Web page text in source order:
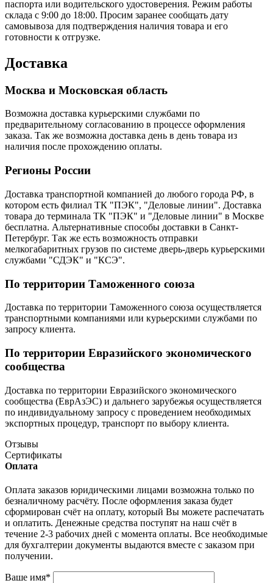
паспорта или водительского удостоверения. Режим работы
склада с 9:00 до 18:00. Просим заранее сообщать дату
самовывоза для подтверждения наличия товара и его
готовности к отгрузке.
Доставка
Москва и Московская область
Возможна доставка курьерскими службами по
предварительному согласованию в процессе оформления
заказа. Так же возможна доставка день в день товара из
наличия после прохождению оплаты.
Регионы России
Доставка транспортной компанией до любого города РФ, в
котором есть филиал ТК "ПЭК", "Деловые линии". Доставка
товара до терминала ТК "ПЭК" и "Деловые линии" в Москве
бесплатна. Альтернативные способы доставки в Санкт-
Петербург. Так же есть возможность отправки
мелкогабаритных грузов по системе дверь-дверь курьерскими
службами "СДЭК" и "КСЭ".
По территории Таможенного союза
Доставка по территории Таможенного союза осуществляется
транспортными компаниями или курьерскими службами по
запросу клиента.
По территории Евразийского экономического
сообщества
Доставка по территории Евразийского экономического
сообщества (ЕврАзЭС) и дальнего зарубежья осуществляется
по индивидуальному запросу с проведением необходимых
экспортных процедур, транспорт по выбору клиента.
Отзывы
Сертификаты
Оплата
Оплата заказов юридическими лицами возможна только по
безналичному расчёту. После оформления заказа будет
сформирован счёт на оплату, который Вы можете распечатать
и оплатить. Денежные средства поступят на наш счёт в
течение 2-3 рабочих дней с момента оплаты. Все необходимые
для бухгалтерии документы выдаются вместе с заказом при
получении.
Ваше имя*